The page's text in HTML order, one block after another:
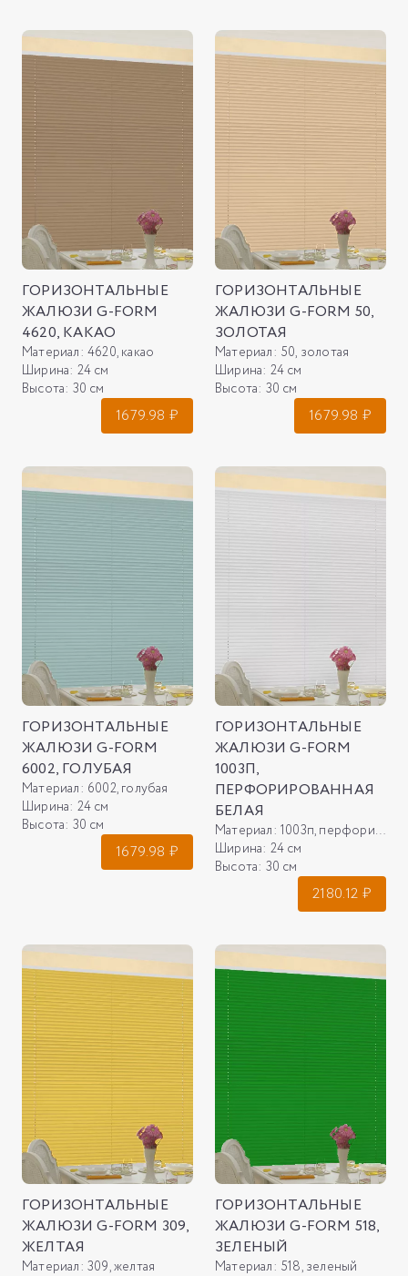
ГОРИЗОНТАЛЬНЫЕ
ЖАЛЮЗИ G-FORM
4620, КАКАО
Материал: 4620, какао
Ширина: 24 см
Высота: 30 см
1679.98 ₽
ГОРИЗОНТАЛЬНЫЕ
ЖАЛЮЗИ G-FORM 50,
ЗОЛОТАЯ
Материал: 50, золотая
Ширина: 24 см
Высота: 30 см
1679.98 ₽
ГОРИЗОНТАЛЬНЫЕ
ЖАЛЮЗИ G-FORM
6002, ГОЛУБАЯ
Материал: 6002, голубая
Ширина: 24 см
Высота: 30 см
1679.98 ₽
ГОРИЗОНТАЛЬНЫЕ
ЖАЛЮЗИ G-FORM
1003П,
ПЕРФОРИРОВАННАЯ
БЕЛАЯ
Материал: 1003п, перфорированная белая
Ширина: 24 см
Высота: 30 см
2180.12 ₽
ГОРИЗОНТАЛЬНЫЕ
ЖАЛЮЗИ G-FORM 309,
ЖЕЛТАЯ
Материал: 309, желтая
ГОРИЗОНТАЛЬНЫЕ
ЖАЛЮЗИ G-FORM 518,
ЗЕЛЕНЫЙ
Материал: 518, зеленый